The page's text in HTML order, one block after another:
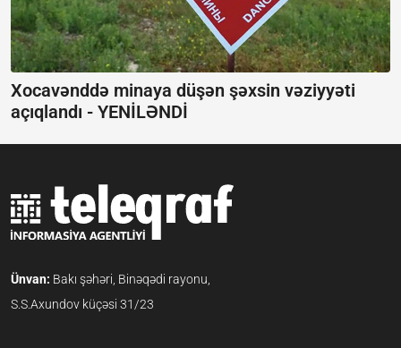
Xocavənddə minaya düşən şəxsin vəziyyəti
açıqlandı - YENİLƏNDİ
Ünvan: Bakı şəhəri, Binəqədi rayonu,
S.S.Axundov küçəsi 31/23